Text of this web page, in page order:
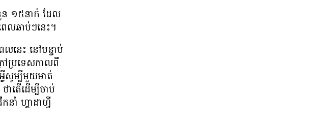
ន ១៥​នាក់ ដែល​
េល​ឆាប់ៗ​នេះ។
នេះ នៅ​បន្ទាប់​
ៅ​ប្រទេស​កាល​ពី​
សូម្បី​មួយ​មាត់
តើ​ដើម្បី​ចាប់​
ហ្គាដាហ្វី